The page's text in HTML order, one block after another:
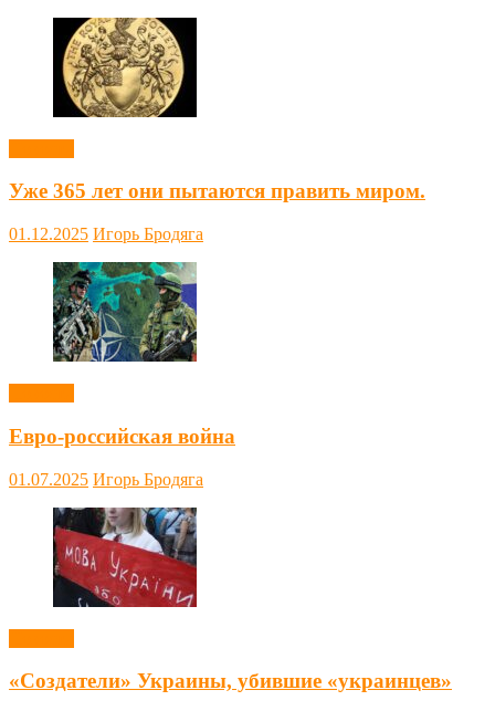
Уже 365 лет они пытаются править миром.
01.12.2025 Игорь Бродяга
Евро-российская война
01.07.2025 Игорь Бродяга
«Создатели» Украины, убившие «украинцев»